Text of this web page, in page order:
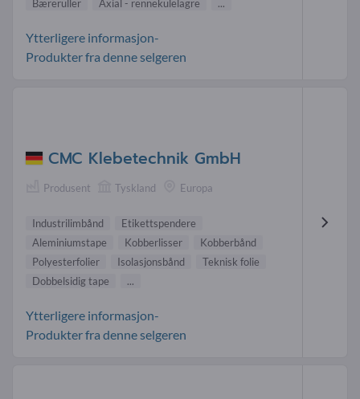
Bæreruller
Axial - rennekulelagre ...
Ytterligere informasjon-
Produkter fra denne selgeren
CMC Klebetechnik GmbH
Produsent Tyskland Europa
Industrilimbånd
Etikettspendere
Aleminiumstape
Kobberlisser
Kobberbånd
Polyesterfolier
Isolasjonsbånd
Teknisk folie
Dobbelsidig tape
...
Ytterligere informasjon-
Produkter fra denne selgeren